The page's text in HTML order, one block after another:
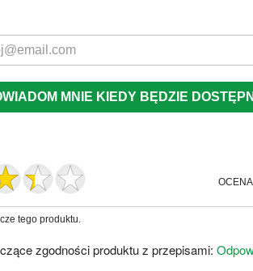
MNIE KIEDY BĘDZIE
tego produktu.
zgodności produktu z przepisami: